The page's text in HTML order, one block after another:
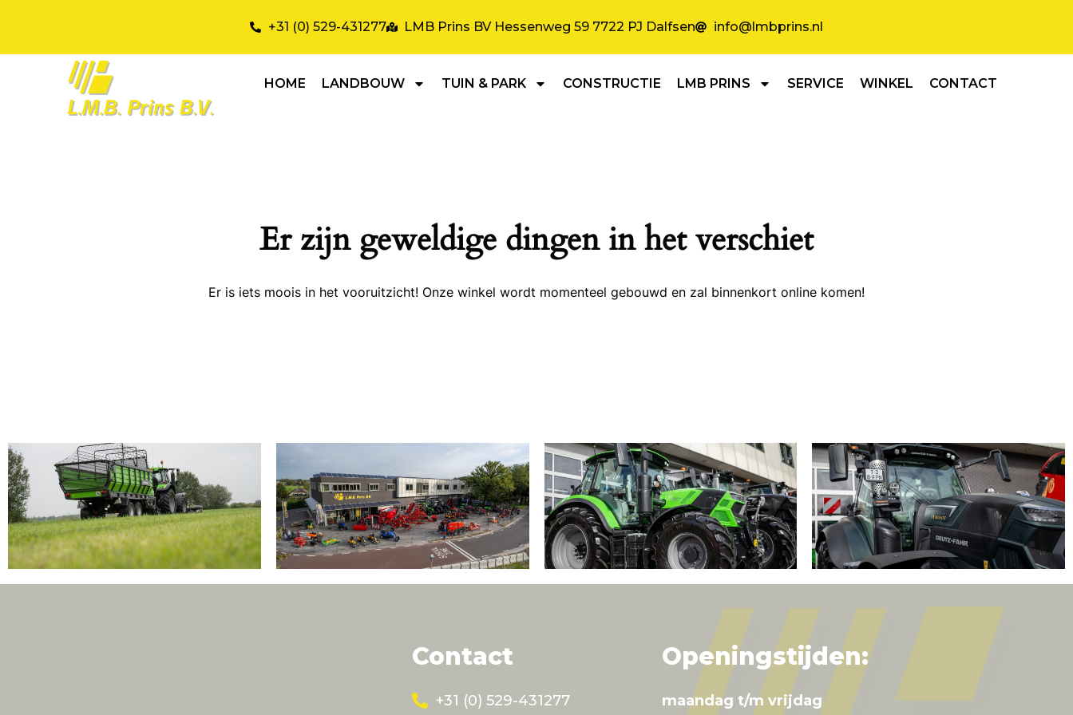
+31 (0) 529-431277 LMB Prins BV Hessenweg 59 7722 PJ Dalfsen info@lmbprins.nl
HOME LANDBOUW TUIN & PARK CONSTRUCTIE LMB PRINS SERVICE WINKEL CONTACT
Er zijn geweldige dingen in het verschiet
Er is iets moois in het vooruitzicht! Onze winkel wordt momenteel gebouwd en zal binnenkort online komen!
Contact
+31 (0) 529-431277
Openingstijden:
maandag t/m vrijdag